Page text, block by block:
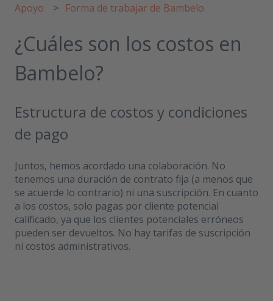
Apoyo Forma de trabajar de Bambelo
¿Cuáles son los costos en
Bambelo?
Estructura de costos y condiciones
de pago
Juntos, hemos acordado una colaboración. No
tenemos una duración de contrato fija (a menos que
se acuerde lo contrario) ni una suscripción. En cuanto
a los costos, solo pagas por cliente potencial
calificado, ya que los clientes potenciales erróneos
pueden ser devueltos. No hay tarifas de suscripción
ni costos administrativos.